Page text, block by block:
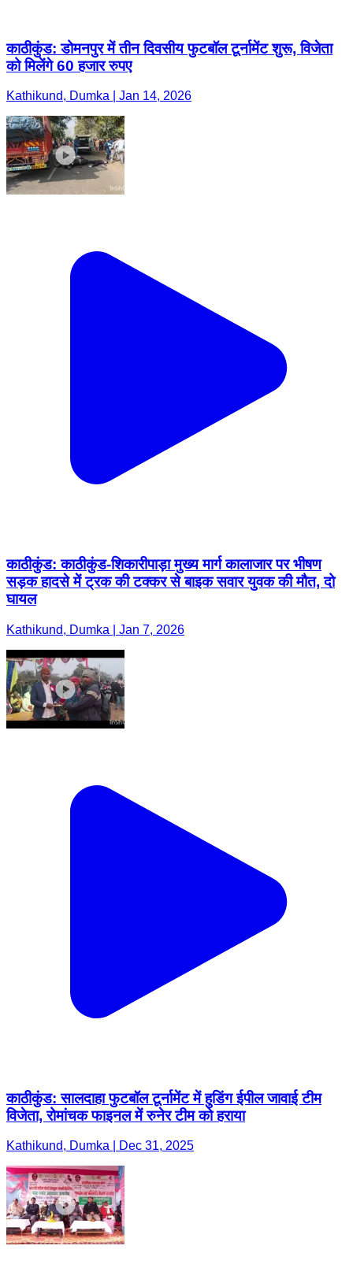
काठीकुंड: डोमनपुर में तीन दिवसीय फुटबॉल टूर्नामेंट शुरू, विजेता
को मिलेंगे 60 हजार रुपए
Kathikund, Dumka | Jan 14, 2026
काठीकुंड: काठीकुंड-शिकारीपाड़ा मुख्य मार्ग कालाजार पर भीषण
सड़क हादसे में ट्रक की टक्कर से बाइक सवार युवक की मौत, दो
घायल
Kathikund, Dumka | Jan 7, 2026
काठीकुंड: सालदाहा फुटबॉल टूर्नामेंट में हुडिंग ईपील जावाई टीम
विजेता, रोमांचक फाइनल में रुनेर टीम को हराया
Kathikund, Dumka | Dec 31, 2025